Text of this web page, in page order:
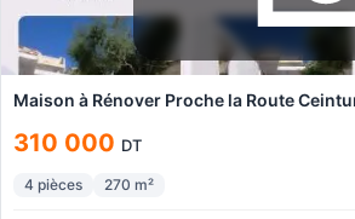
Maison à Rénover Proche la Route
310 000 DT
4 pièces 270 m²